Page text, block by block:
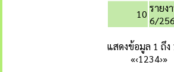
10 รายง
6/
แสดงข้อมูล 1 ถึง
«‹1234›»